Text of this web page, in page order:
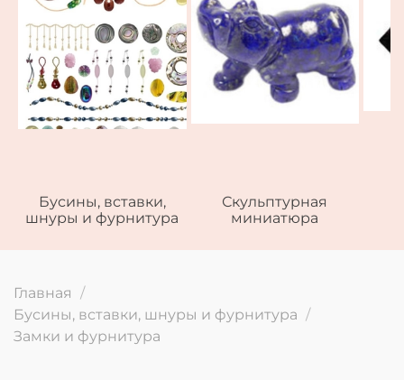
Бусины, вставки,
шнуры и фурнитура
Скульптурная
миниатюра
Главная
Бусины, вставки, шнуры и фурнитура
Замки и фурнитура